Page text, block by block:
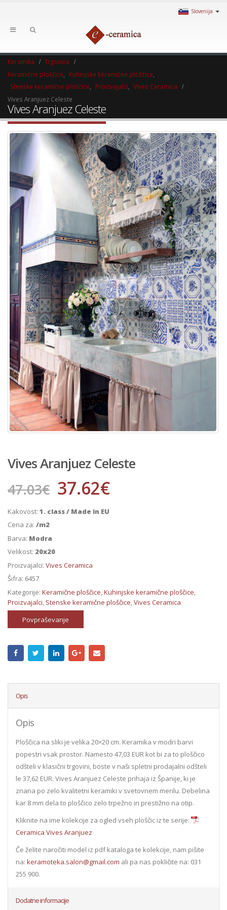
Slovenija
Keramika
Trgovina
Keramične ploščice
Kuhinjske keramične ploščice
Stenske keramične ploščice
Proizvajalci
Vives Ceramica
Vives Aranjuez Celeste
Vives Aranjuez Celeste
Vives Aranjuez Celeste
47.03€ 37.62€
Kakovost: 1. class / Made in EU
Cena za: /m2
Barva: Modra
Velikost: 20x20
Proizvajalci: Vives Ceramica
Šifra: 6457
Kategorije: Keramične ploščice Kuhinjske keramične ploščice
Proizvajalci Stenske keramične ploščice Vives Ceramica
Povpraševanje
Opis
Opis
Ploščica na sliki je velika 20×20 cm. Keramika v modri barvi
popestri vsak prostor. Namesto 47,03 EUR kot bi za to ploščico
odšteli v klasični trgovini, boste v naši spletni prodajalni odšteli
le 37,62 EUR. Vives Aranjuez Celeste prihaja iz Španije, ki je
znana po zelo kvalitetni keramiki v svetovnem merilu. Debelina
kar 8 mm dela to ploščico zelo trpežno in prestižno na otip.
Kliknite na ime kolekcije za ogled vseh ploščic iz te serije:
Ceramica Vives Aranjuez
Če želite naročiti model iz pdf kataloga te kolekcije, nam pišite
na: keramoteka.salon@gmail.com ali pa nas pokličite na: 031
255 900.
Dodatne informacije